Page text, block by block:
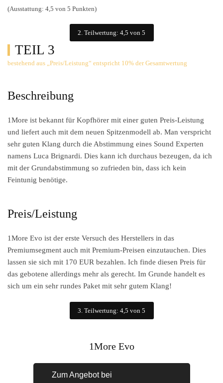
(Ausstattung: 4,5 von 5 Punkten)
2. Teilwertung: 4,5 von 5
TEIL 3
bestehend aus „Preis/Leistung“ entspricht 10% der Gesamtwertung
Beschreibung
1More ist bekannt für Kopfhörer mit einer guten Preis-Leistung
und liefert auch mit dem neuen Spitzenmodell ab. Man verspricht
sehr guten Klang durch die Abstimmung eines Sound Experten
namens Luca Brignardi. Dies kann ich durchaus bezeugen, da ich
mit der Grundabstimmung so zufrieden bin, dass ich kein
Feintunig benötige.
Preis/Leistung
1More Evo ist der erste Versuch des Herstellers in das
Premiumsegment auch mit Premium-Preisen einzutauchen. Dies
lassen sie sich mit 170 EUR bezahlen. Ich finde diesen Preis für
das gebotene allerdings mehr als gerecht. Im Grunde handelt es
sich um ein sehr rundes Paket mit sehr gutem Klang!
3. Teilwertung: 4,5 von 5
1More Evo
Zum Angebot bei